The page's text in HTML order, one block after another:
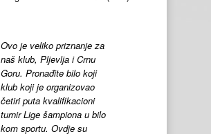
Ovo je veliko priznanje za
naš klub, Pljevlja i Crnu
Goru. Pronađite bilo koji
klub koji je organizovao
četiri puta kvalifikacioni
turnir Lige šampiona u bilo
kom sportu. Ovdje su